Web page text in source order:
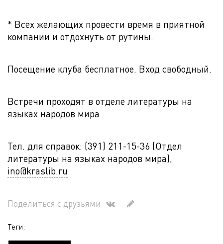
* Всех желающих провести время в приятной
компании и отдохнуть от рутины.
Посещение клуба бесплатное. Вход свободный.
Встречи проходят в отделе литературы на
языках народов мира
Тел. для справок: (391) 211-15-36 (Отдел
литературы на языках народов мира),
ino@kraslib.ru
Поделиться с друзьями
Теги: